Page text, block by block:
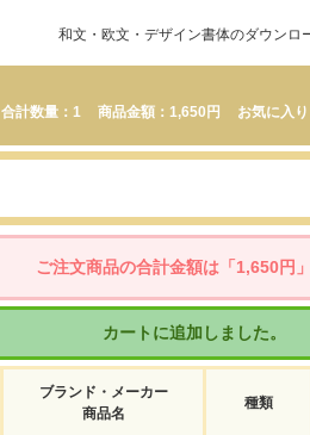
和文・欧文・デザイン書体のダウンロ
合計数量： 1 商品金額： 1,650円 お気に入り
ご注文商品の合計金額は「1,650円」
カートに追加しました。
ブランド・メーカー
商品名
種類